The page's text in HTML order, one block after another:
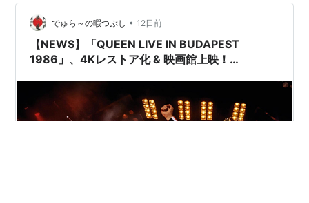
くお詫び申し上げます。また、ご家族、ご支援下さって
いる皆さま、ファンの皆さま、お取引先の皆さまをはじ
め、多くの方々に多大なるご心配とご迷惑をおかけして
おりますことを深くお…
でゅら～の暇つぶし • 12日前
【NEWS】「QUEEN LIVE IN BUDAPEST
1986」、4Kレストア化 & 映画館上映！